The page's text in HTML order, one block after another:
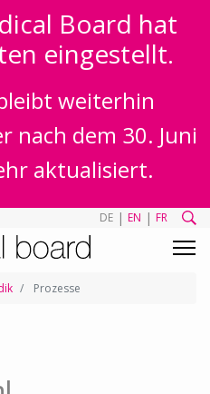
Board hat
eingestellt.
weiterhin
nach dem 30. Juni
aktualisiert.
DE | EN | FR
Prozesse